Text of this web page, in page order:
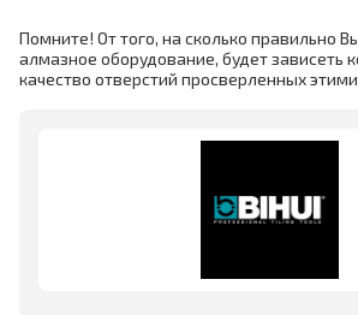
Помните! От того, на сколько правильно
алмазное оборудование, будет зависеть
качество отверстий просверленных